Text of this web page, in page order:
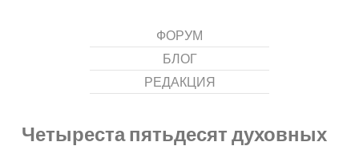
ФОРУМ
БЛОГ
РЕДАКЦИЯ
Четыреста пятьдесят духовных